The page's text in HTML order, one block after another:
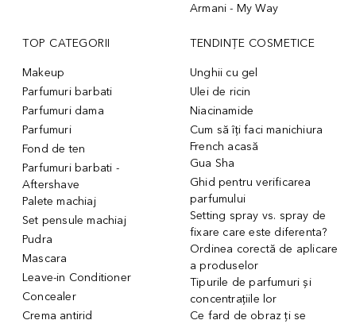
Armani - My Way
TOP CATEGORII
Makeup
Parfumuri barbati
Parfumuri dama
Parfumuri
Fond de ten
Parfumuri barbati -
Aftershave
Palete machiaj
Set pensule machiaj
Pudra
Mascara
Leave-in Conditioner
Concealer
Crema antirid
TENDINȚE COSMETICE
Unghii cu gel
Ulei de ricin
Niacinamide
Cum să îți faci manichiura
French acasă
Gua Sha
Ghid pentru verificarea
parfumului
Setting spray vs. spray de
fixare care este diferenta?
Ordinea corectă de aplicare
a produselor
Tipurile de parfumuri și
concentrațiile lor
Ce fard de obraz ți se